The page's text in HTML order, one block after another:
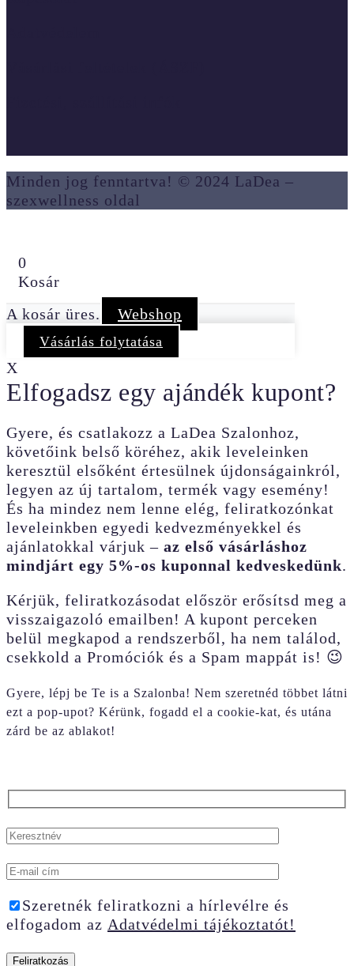
Minden jog fenntartva! © 2024 LaDea –
szexwellness oldal
0
Kosár
A kosár üres.
Webshop
Vásárlás folytatása
X
Elfogadsz egy ajándék kupont?
Gyere, és csatlakozz a LaDea Szalonhoz,
követőink belső köréhez, akik leveleinken
keresztül elsőként értesülnek újdonságainkról,
legyen az új tartalom, termék vagy esemény!
És ha mindez nem lenne elég, feliratkozónkat
leveleinkben egyedi kedvezményekkel és
ajánlatokkal várjuk – az első vásárláshoz
mindjárt egy 5%-os kuponnal kedveskedünk.
Kérjük, feliratkozásodat először erősítsd meg a
visszaigazoló emailben! A kupont perceken
belül megkapod a rendszerből, ha nem találod,
csekkold a Promóciók és a Spam mappát is! 😉
Gyere, lépj be Te is a Szalonba! Nem szeretnéd többet látni
ezt a pop-upot? Kérünk, fogadd el a cookie-kat, és utána
zárd be az ablakot!
Szeretnék feliratkozni a hírlevélre és
elfogadom az Adatvédelmi tájékoztatót!